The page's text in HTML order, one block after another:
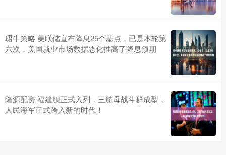
珺牛策略 美联储宣布降息25个基点，已是本轮第
六次，美国就业市场数据恶化推高了降息预期
隆源配资 福建舰正式入列，三航母战斗群成型，
人民海军正式跨入新的时代！